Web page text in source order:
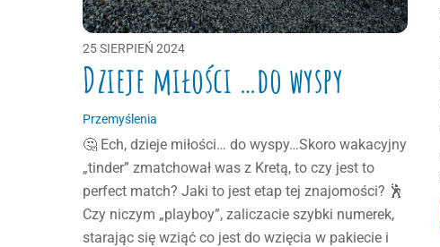
25SIERPIEŃ 2024
Dzieje miłości …do wyspy
Przemyślenia
🤔 Ech, dzieje miłości… do wyspy…Skoro wakacyjny
„tinder” zmatchował was z Kretą, to czy jest to
perfect match? Jaki to jest etap tej znajomości? 🕺
Czy niczym „playboy”, zaliczacie szybki numerek,
starając się wziąć co jest do wzięcia w pakiecie i